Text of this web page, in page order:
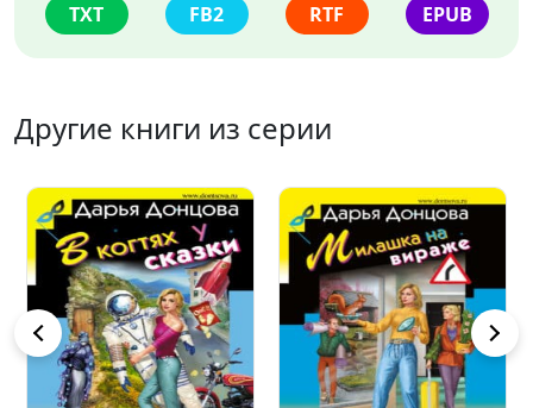
TXT FB2 RTF EPUB
Другие книги из серии